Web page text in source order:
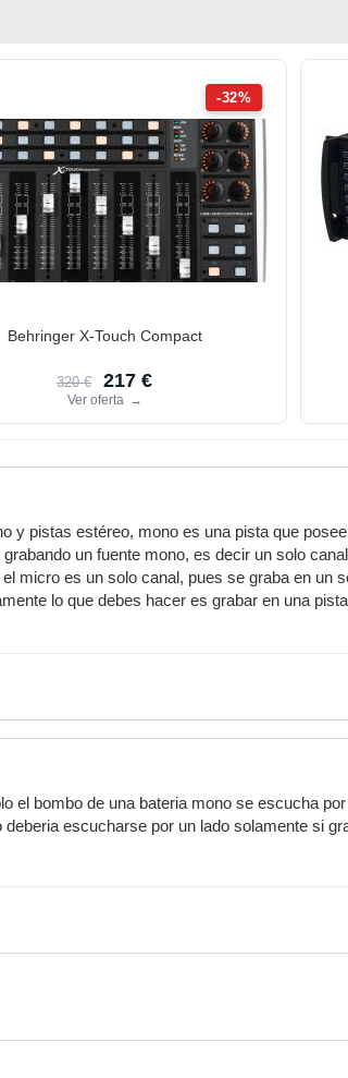
-32%
Behringer X-Touch Compact
320 € 217 €
Ver oferta →
y pistas estéreo, mono es una pista que
un fuente mono, es decir un solo
micro es un solo canal, pues se graba en un
lo que debes hacer es grabar en una
el bombo de una bateria mono se escucha
escucharse por un lado solamente si